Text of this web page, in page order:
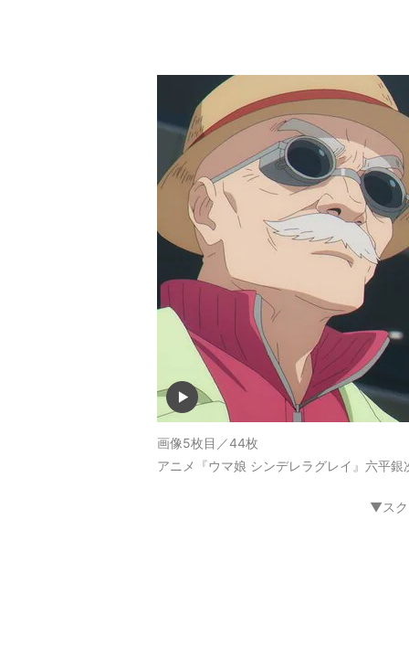
画像5枚目／44枚
アニメ『ウマ娘 シンデレラグレイ』六平銀
▼スク